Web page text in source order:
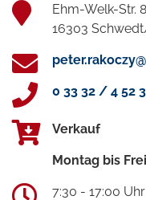
Ehm-Welk-Str.
16303
0 33 32 / 4 52
Verkauf
Montag bis
7:30 - 17:00 Uhr